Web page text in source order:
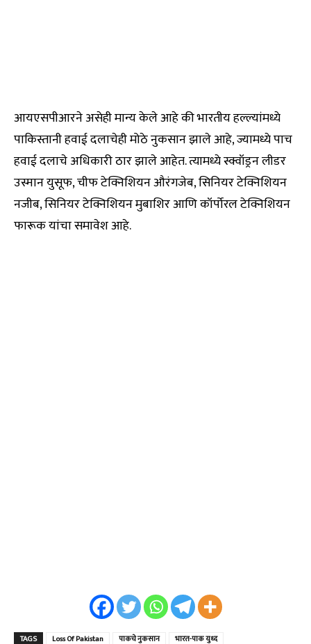
आयएसपीआरने असेही मान्य केले आहे की भारतीय हल्ल्यांमध्ये
पाकिस्तानी हवाई दलाचेही मोठे नुकसान झाले आहे, ज्यामध्ये पाच
हवाई दलाचे अधिकारी ठार झाले आहेत. त्यामध्ये स्क्वॉड्रन लीडर
उस्मान युसूफ, चीफ टेक्निशियन औरंगजेब, सिनियर टेक्निशियन
नजीब, सिनियर टेक्निशियन मुबाशिर आणि कॉर्पोरल टेक्निशियन
फारूक यांचा समावेश आहे.
TAGS Loss Of Pakistan पाकचे नुकसान भारत-पाक युध्द